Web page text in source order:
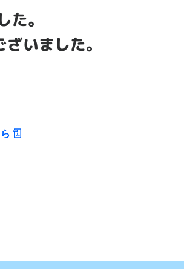
た。
いました。